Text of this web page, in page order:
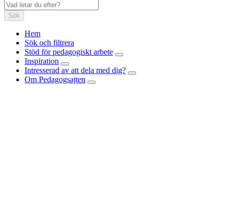
Sök
Hem
Sök och filtrera
Stöd för pedagogiskt arbete
Inspiration
Intresserad av att dela med dig?
Om Pedagogsajten